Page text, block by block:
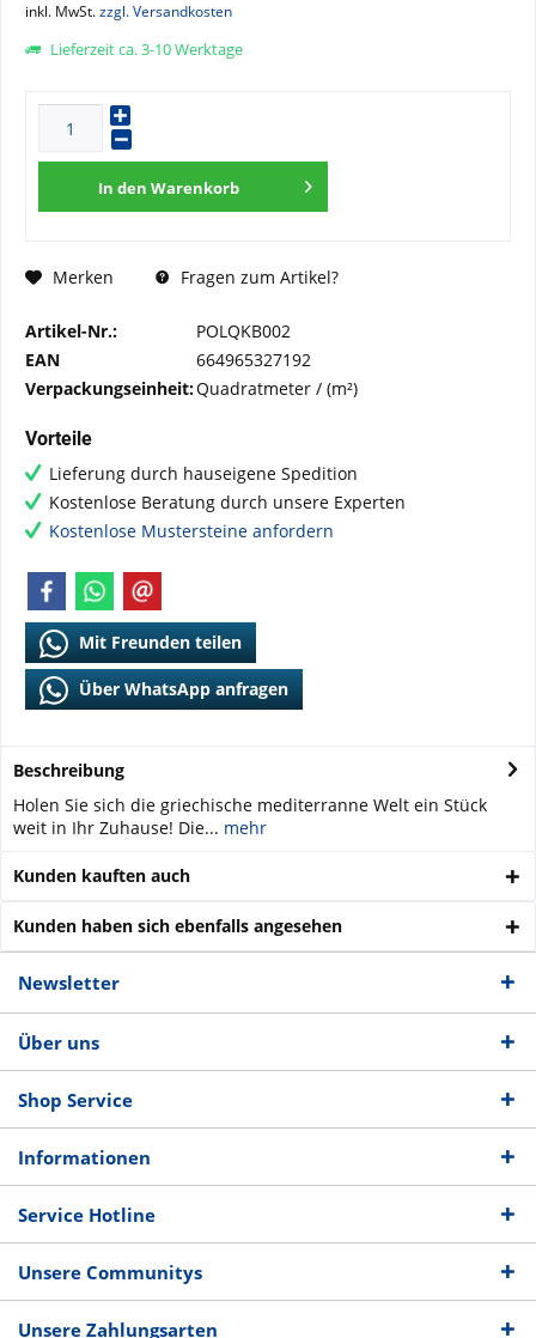
inkl. MwSt.zzgl. Versandkosten
Lieferzeit ca. 3-10 Werktage
In den Warenkorb
Merken Fragen zum Artikel?
Artikel-Nr.:
POLQKB002
EAN
664965327192
Verpackungseinheit:Quadratmeter / (m²)
Vorteile
Lieferung durch hauseigene Spedition
Kostenlose Beratung durch unsere Experten
Kostenlose Mustersteine anfordern
Mit Freunden teilen
Über WhatsApp anfragen
Beschreibung
Holen Sie sich die griechische mediterranne Welt ein Stück
weit in Ihr Zuhause! Die... mehr
Kunden kauften auch
Kunden haben sich ebenfalls angesehen
Newsletter
Über uns
Shop Service
Informationen
Service Hotline
Unsere Communitys
Unsere Zahlungsarten